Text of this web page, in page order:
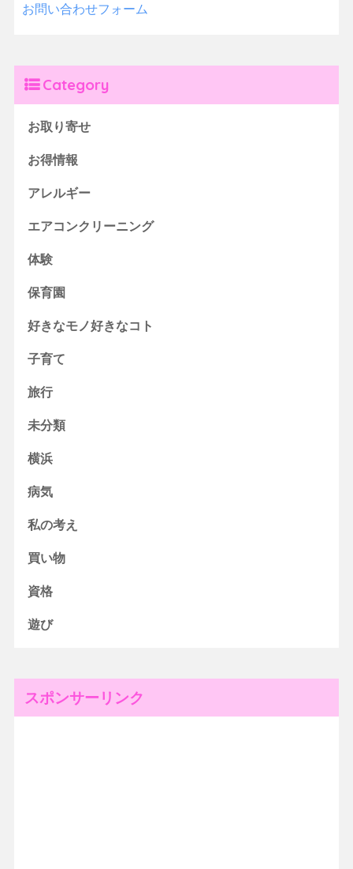
お問い合わせフォーム
Category
お取り寄せ
お得情報
アレルギー
エアコンクリーニング
体験
保育園
好きなモノ好きなコト
子育て
旅行
未分類
横浜
病気
私の考え
買い物
資格
遊び
スポンサーリンク